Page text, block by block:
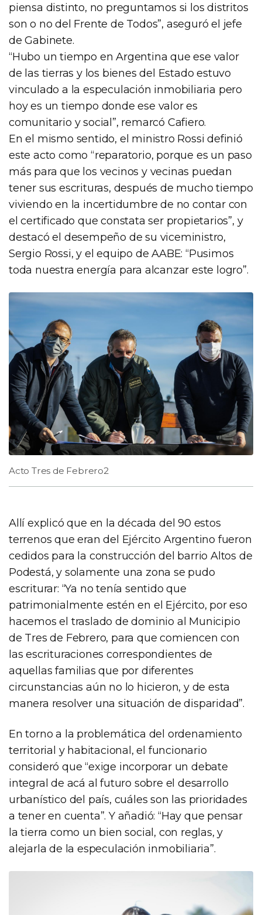
piensa distinto, no preguntamos si los distritos
son o no del Frente de Todos”, aseguró el jefe
de Gabinete.
“Hubo un tiempo en Argentina que ese valor
de las tierras y los bienes del Estado estuvo
vinculado a la especulación inmobiliaria pero
hoy es un tiempo donde ese valor es
comunitario y social”, remarcó Cafiero.
En el mismo sentido, el ministro Rossi definió
este acto como “reparatorio, porque es un paso
más para que los vecinos y vecinas puedan
tener sus escrituras, después de mucho tiempo
viviendo en la incertidumbre de no contar con
el certificado que constata ser propietarios”, y
destacó el desempeño de su viceministro,
Sergio Rossi, y el equipo de AABE: “Pusimos
toda nuestra energía para alcanzar este logro”.
Acto Tres de Febrero2
Allí explicó que en la década del 90 estos
terrenos que eran del Ejército Argentino fueron
cedidos para la construcción del barrio Altos de
Podestá, y solamente una zona se pudo
escriturar: “Ya no tenía sentido que
patrimonialmente estén en el Ejército, por eso
hacemos el traslado de dominio al Municipio
de Tres de Febrero, para que comiencen con
las escrituraciones correspondientes de
aquellas familias que por diferentes
circunstancias aún no lo hicieron, y de esta
manera resolver una situación de disparidad”.
En torno a la problemática del ordenamiento
territorial y habitacional, el funcionario
consideró que “exige incorporar un debate
integral de acá al futuro sobre el desarrollo
urbanístico del país, cuáles son las prioridades
a tener en cuenta”. Y añadió: “Hay que pensar
la tierra como un bien social, con reglas, y
alejarla de la especulación inmobiliaria”.